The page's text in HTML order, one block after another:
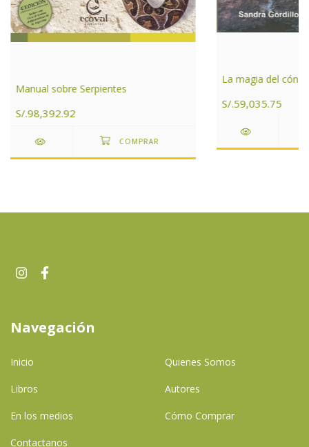
Manual sobre Serpientes
S/.98,392.92
La magia del
S/.59,035.75
Navegación
Inicio Quienes Somos
Libros Autores
En los medios Cómo Comprar
Contactanos